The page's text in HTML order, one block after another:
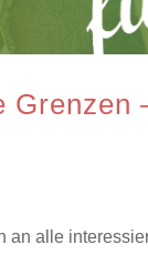
Grenzen
alle